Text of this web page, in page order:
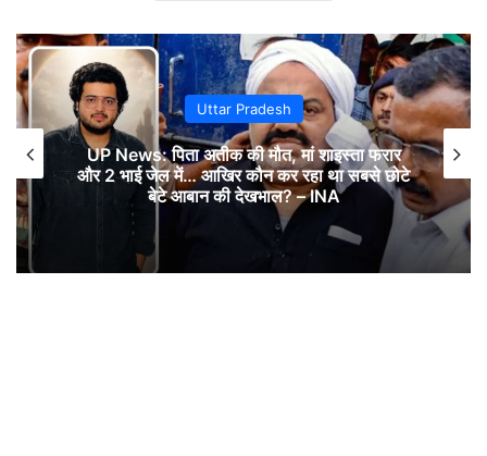
Uttar Pradesh
UP News: पिता अतीक की मौत, मां शाइस्ता फरार
और 2 भाई जेल में… आखिर कौन कर रहा था सबसे छोटे
बेटे आबान की देखभाल? – INA